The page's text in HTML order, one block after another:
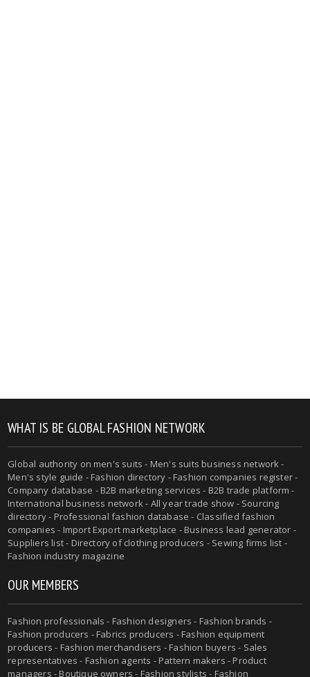
WHAT IS BE GLOBAL FASHION NETWORK
Global authority on men's suits - Men's suits business network -
Men's style guide - Fashion directory - Fashion companies register -
Company database - B2B marketing services - B2B trade platform -
International business network - All year trade show - Sourcing
directory - Professional fashion database - Classified fashion
companies - Import Export marketplace - Business lead generator -
Suppliers list - Directory of clothing producers - Sewing firms list -
Fashion industry magazine
OUR MEMBERS
Fashion professionals - Fashion designers - Fashion brands -
Fashion producers - Fabrics producers - Fashion equipment
producers - Fashion merchandisers - Fashion buyers - Sales
representatives - Fashion agents - Pattern makers - Product
managers - Boutique owners - Fashion stylists - Fashion